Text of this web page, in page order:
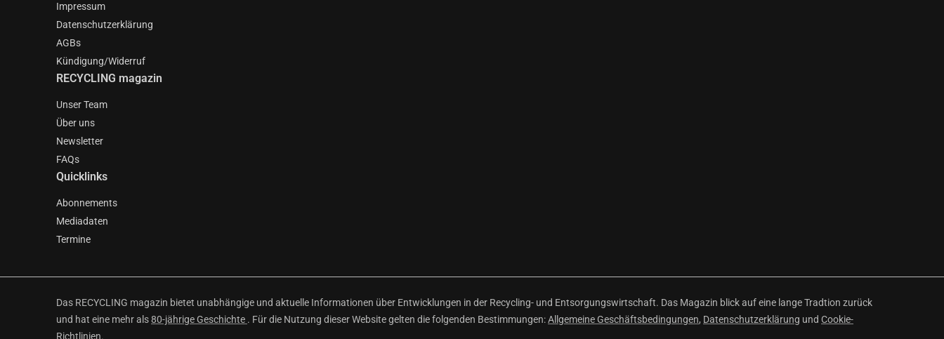
Impressum
Datenschutzerklärung
AGBs
Kündigung/Widerruf
RECYCLING magazin
Unser Team
Über uns
Newsletter
FAQs
Quicklinks
Abonnements
Mediadaten
Termine
Das RECYCLING magazin bietet unabhängige und aktuelle Informationen über Entwicklungen in der Recycling- und Entsorgungswirtschaft. Das Magazin blick auf eine lange Tradtion zurück
und hat eine mehr als80-jährige Geschichte . Für die Nutzung dieser Website gelten die folgenden Bestimmungen:Allgemeine Geschäftsbedingungen, Datenschutzerklärung und Cookie-
Richtlinien.